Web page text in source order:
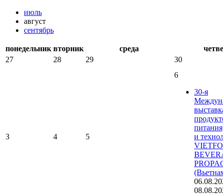
июль
август
сентябрь
понедельник вторник среда
27
28 29 30
3 4 5
6
30-я
и